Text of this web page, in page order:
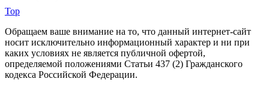
Top
Обращаем ваше внимание на то, что данный интернет-сайт
носит исключительно информационный характер и ни при
каких условиях не является публичной офертой,
определяемой положениями Статьи 437 (2) Гражданского
кодекса Российской Федерации.